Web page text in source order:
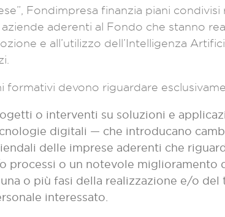
Fondimpresa finanzia piani
aziende aderenti al Fondo che stanno
e all’utilizzo dell’Intelligenza
formativi devono riguardare
o interventi su soluzioni e
digitali — che introducano
delle imprese aderenti che
processi o un notevole miglioramento
o più fasi della realizzazione e/o
interessato.